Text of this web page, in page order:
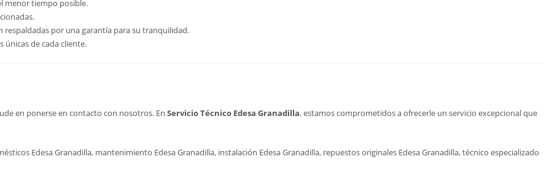
menor tiempo posible.
respaldadas por una garantía para su tranquilidad.
únicas de cada cliente.
en ponerse en contacto con nosotros. En Servicio Técnico Edesa Granadilla, estamos comprometidos a ofrecerle un servicio excepcional que
Edesa Granadilla, mantenimiento Edesa Granadilla, instalación Edesa Granadilla, repuestos originales Edesa Granadilla, técnico especializado